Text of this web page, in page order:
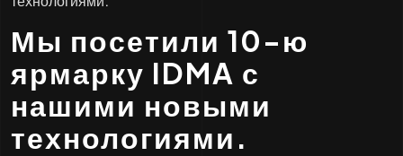
Мы посетили 10-ю
ярмарку IDMA с
нашими новыми
технологиями.